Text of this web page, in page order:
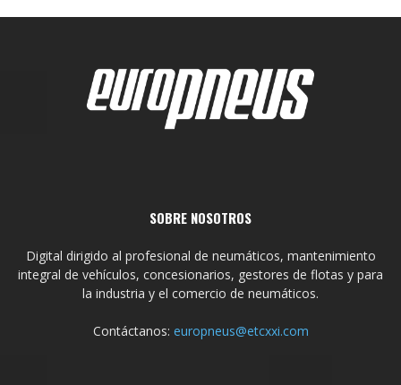
SOBRE NOSOTROS
Digital dirigido al profesional de neumáticos, mantenimiento
integral de vehículos, concesionarios, gestores de flotas y para
la industria y el comercio de neumáticos.
Contáctanos: europneus@etcxxi.com